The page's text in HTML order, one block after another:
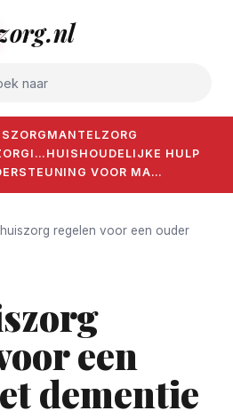
naar
MANTELZORG
HUISHOUDELIJKE HULP
VOOR MA…
regelen voor een ouder
een
dementie